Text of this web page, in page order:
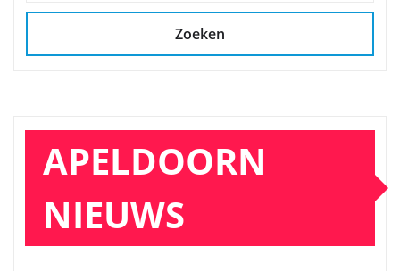
Zoeken
APELDOORN
NIEUWS